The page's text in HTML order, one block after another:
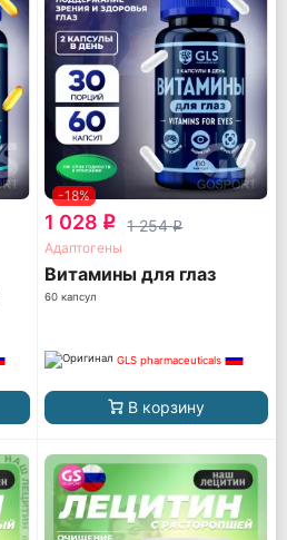
-18%
1 028 q 1 254q
Адаптогены
Витамины для глаз
60 капсул
GLS pharmaceuticals
В корзину